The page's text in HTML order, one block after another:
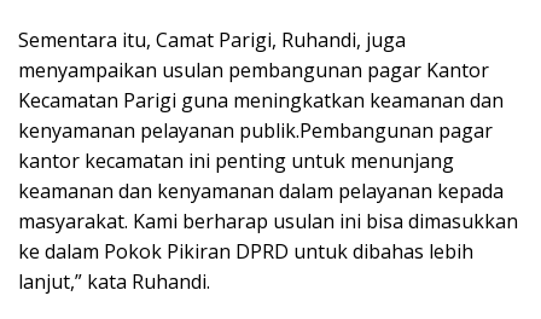
Sementara itu, Camat Parigi, Ruhandi, juga
menyampaikan usulan pembangunan pagar Kantor
Kecamatan Parigi guna meningkatkan keamanan dan
kenyamanan pelayanan publik.Pembangunan pagar
kantor kecamatan ini penting untuk menunjang
keamanan dan kenyamanan dalam pelayanan kepada
masyarakat. Kami berharap usulan ini bisa dimasukkan
ke dalam Pokok Pikiran DPRD untuk dibahas lebih
lanjut,” kata Ruhandi.